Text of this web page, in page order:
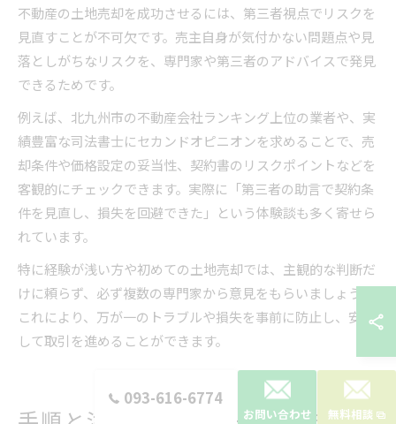
不動産の土地売却を成功させるには、第三者視点でリスクを
見直すことが不可欠です。売主自身が気付かない問題点や見
落としがちなリスクを、専門家や第三者のアドバイスで発見
できるためです。
例えば、北九州市の不動産会社ランキング上位の業者や、実
績豊富な司法書士にセカンドオピニオンを求めることで、売
却条件や価格設定の妥当性、契約書のリスクポイントなどを
客観的にチェックできます。実際に「第三者の助言で契約条
件を見直し、損失を回避できた」という体験談も多く寄せら
れています。
特に経験が浅い方や初めての土地売却では、主観的な判断だ
けに頼らず、必ず複数の専門家から意見をもらいましょう。
これにより、万が一のトラブルや損失を事前に防止し、安心
して取引を進めることができます。
093-616-6774
お問い合わせ 無料相談